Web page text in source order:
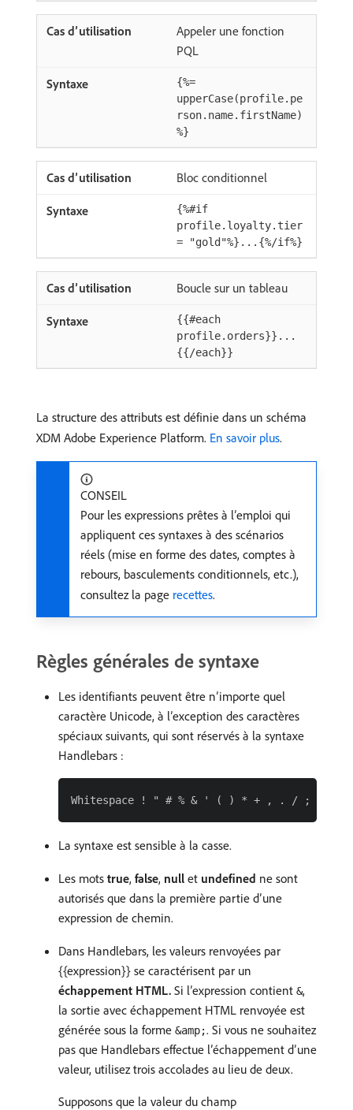
Appeler une fonction
PQL
{%=
upperCase(profile.pe
rson.name.firstName)
%}
Bloc conditionnel
{%#if
profile.loyalty.tier
= "gold"%}...{%/if%}
Boucle sur un tableau
{{#each
profile.orders}}...
{{/each}}
La structure des attributs est définie dans un schéma
XDM Adobe Experience Platform. En savoir plus.
CONSEIL
Pour les expressions prêtes à l’emploi qui
appliquent ces syntaxes à des scénarios
réels (mise en forme des dates, comptes à
rebours, basculements conditionnels, etc.),
consultez la page recettes.
Règles générales de syntaxe
Les identifiants peuvent être n’importe quel
caractère Unicode, à l’exception des caractères
spéciaux suivants, qui sont réservés à la syntaxe
Handlebars :
La syntaxe est sensible à la casse.
Les mots true, false, null et undefined ne sont
autorisés que dans la première partie d’une
expression de chemin.
Dans Handlebars, les valeurs renvoyées par
{{expression}} se caractérisent par un
échappement HTML. Si l’expression contient &,
la sortie avec échappement HTML renvoyée est
générée sous la forme &amp;. Si vous ne souhaitez
pas que Handlebars effectue l’échappement d’une
valeur, utilisez trois accolades au lieu de deux.
Supposons que la valeur du champ